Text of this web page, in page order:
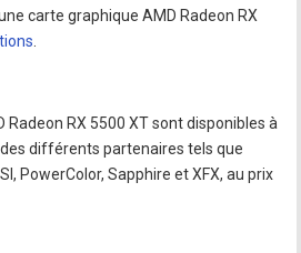
carte graphique AMD Radeon RX
Radeon RX 5500 XT sont disponibles à
différents partenaires tels que
PowerColor, Sapphire et XFX, au prix